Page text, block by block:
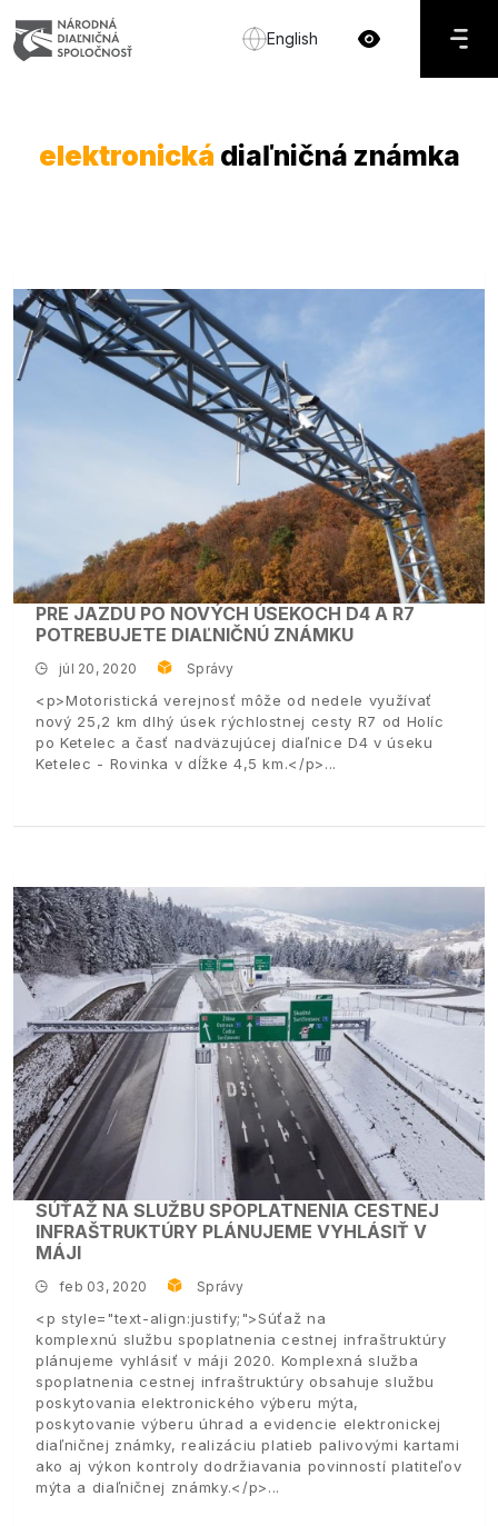
English
elektronická diaľničná známka
PRE JAZDU PO NOVÝCH ÚSEKOCH D4 A R7
POTREBUJETE DIAĽNIČNÚ ZNÁMKU
júl 20, 2020 Správy
<p>Motoristická verejnosť môže od nedele využívať
nový 25,2 km dlhý úsek rýchlostnej cesty R7 od Holíc
po Ketelec a časť nadväzujúcej diaľnice D4 v úseku
Ketelec - Rovinka v dĺžke 4,5 km.</p>
SÚŤAŽ NA SLUŽBU SPOPLATNENIA CESTNEJ
INFRAŠTRUKTÚRY PLÁNUJEME VYHLÁSIŤ V
MÁJI
feb 03, 2020 Správy
<p style="text-align:justify;">Súťaž na
komplexnú službu spoplatnenia cestnej infraštruktúry
plánujeme vyhlásiť v máji 2020. Komplexná služba
spoplatnenia cestnej infraštruktúry obsahuje službu
poskytovania elektronického výberu mýta,
poskytovanie výberu úhrad a evidencie elektronickej
diaľničnej známky, realizáciu platieb palivovými kartami
ako aj výkon kontroly dodržiavania povinností platiteľov
mýta a diaľničnej známky.</p>